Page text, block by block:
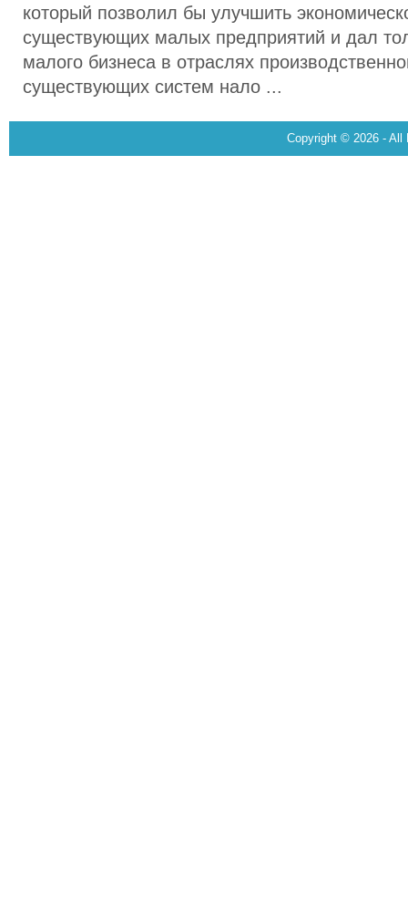
который позволил бы улучшить
существующих малых предприятий и дал
малого бизнеса в отраслях
существующих систем нало ...
Copyright © 2026 - All